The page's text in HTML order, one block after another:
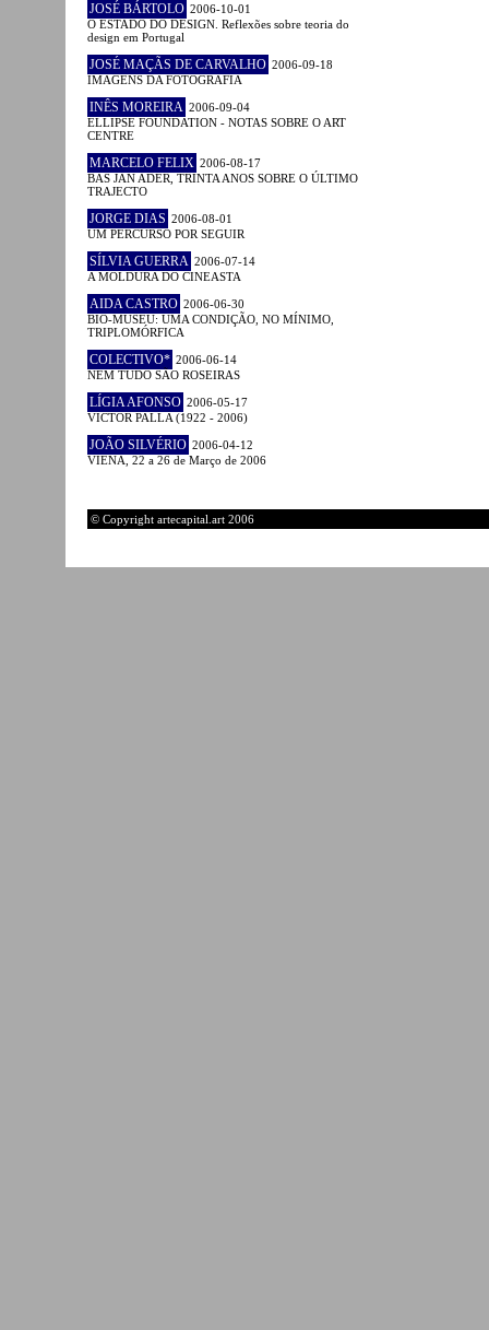
JOSÉ BÁRTOLO 2006-10-01
O ESTADO DO DESIGN. Reflexões sobre teoria do
design em Portugal
JOSÉ MAÇÃS DE CARVALHO 2006-09-18
IMAGENS DA FOTOGRAFIA
INÊS MOREIRA 2006-09-04
ELLIPSE FOUNDATION - NOTAS SOBRE O ART
CENTRE
MARCELO FELIX 2006-08-17
BAS JAN ADER, TRINTA ANOS SOBRE O ÚLTIMO
TRAJECTO
JORGE DIAS 2006-08-01
UM PERCURSO POR SEGUIR
SÍLVIA GUERRA 2006-07-14
A MOLDURA DO CINEASTA
AIDA CASTRO 2006-06-30
BIO-MUSEU: UMA CONDIÇÃO, NO MÍNIMO,
TRIPLOMÓRFICA
COLECTIVO* 2006-06-14
NEM TUDO SÃO ROSEIRAS
LÍGIA AFONSO 2006-05-17
VICTOR PALLA (1922 - 2006)
JOÃO SILVÉRIO 2006-04-12
VIENA, 22 a 26 de Março de 2006
© Copyright artecapital.art 2006